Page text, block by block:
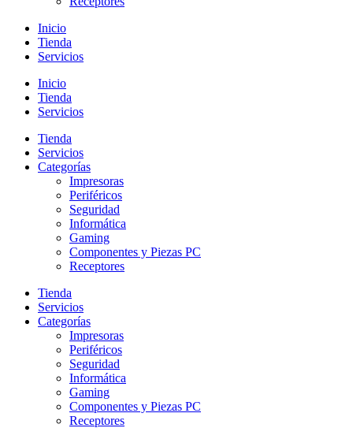
Inicio
Tienda
Servicios
Inicio
Tienda
Servicios
Tienda
Servicios
Categorías
Impresoras
Periféricos
Seguridad
Informática
Gaming
Componentes y Piezas PC
Receptores
Tienda
Servicios
Categorías
Impresoras
Periféricos
Seguridad
Informática
Gaming
Componentes y Piezas PC
Receptores